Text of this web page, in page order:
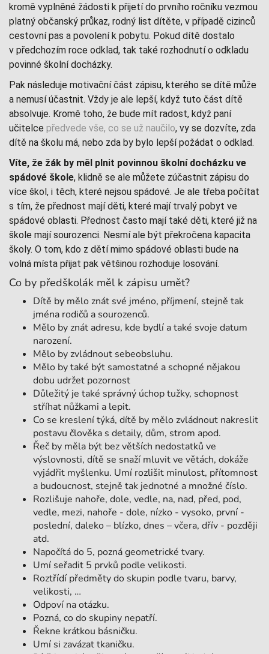
kromě vyplněné žádosti k přijetí do prvního ročníku vezmou
platný občanský průkaz, rodný list dítěte, v případě cizinců
cestovní pas a povolení k pobytu. Pokud dítě dostalo
v předchozím roce odklad, tak také rozhodnutí o odkladu
povinné školní docházky.
Pak následuje motivační část zápisu, kterého se dítě může
a nemusí účastnit. Vždy je ale lepší, když tuto část dítě
absolvuje. Kromě toho, že bude mít radost, když paní
učitelce předvede vše, co se už naučilo, vy se dozvíte, zda
dítě na školu má, nebo zda by bylo lepší požádat o odklad.
Víte, že žák by měl plnit povinnou školní docházku ve
spádové škole, klidně se ale můžete zúčastnit zápisu do
více škol, i těch, které nejsou spádové. Je ale třeba počítat
s tím, že přednost mají děti, které mají trvalý pobyt ve
spádové oblasti. Přednost často mají také děti, které již na
škole mají sourozenci. Nesmí ale být překročena kapacita
školy. O tom, kdo z dětí mimo spádové oblasti bude na
volná místa přijat pak většinou rozhoduje losování.
Co by předškolák měl k zápisu umět?
Dítě by mělo znát své jméno, příjmení, stejně tak
jména rodičů a sourozenců.
Mělo by znát adresu, kde bydlí a také svoje datum
narození.
Mělo by zvládnout sebeobsluhu.
Mělo by také být samostatné a schopné nějakou
dobu udržet pozornost
Důležitý je také správný úchop tužky, schopnost
stříhat nůžkami a lepit.
Co se kreslení týká, dítě by mělo zvládnout nakreslit
postavu člověka s detaily, dům, strom apod.
Řeč by měla být bez větších nedostatků ve
výslovnosti, dítě se snaží mluvit ve větách, dokáže
vyjádřit myšlenku. Umí rozlišit minulost, přítomnost
a budoucnost, stejně tak jednotné a množné číslo.
Rozlišuje nahoře, dole, vedle, na, nad, před, pod,
vedle, mezi, nahoře - dole, nízko - vysoko, první -
poslední, daleko – blízko, dnes – včera, dřív - později
atd.
Napočítá do 5, pozná geometrické tvary.
Umí seřadit 5 prvků podle velikosti.
Roztřídí předměty do skupin podle tvaru, barvy,
velikosti, …
Odpoví na otázku.
Pozná, co do skupiny nepatří.
Řekne krátkou básničku.
Umí si zavázat tkaničku.